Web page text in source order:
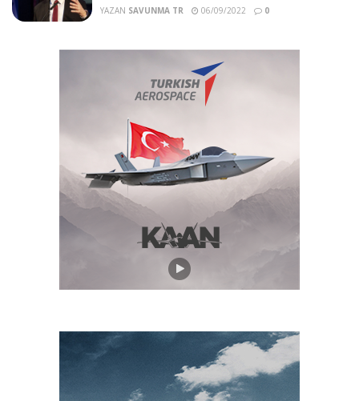
YAZAN SAVUNMA TR 06/09/2022 0